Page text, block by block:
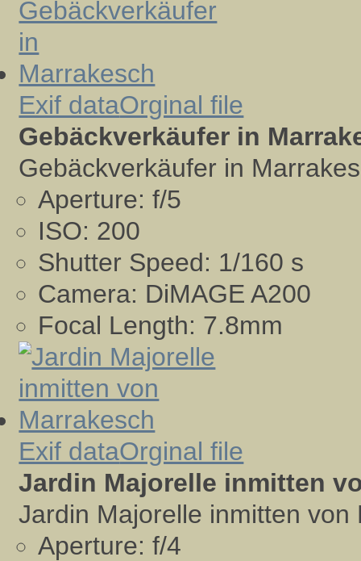
Exif dataOrginal file
Gebäckverkäufer in
Gebäckverkäufer in
Aperture: f/5
ISO: 200
Shutter Speed: 1/160 s
Camera: DiMAGE A200
Focal Length: 7.8mm
Exif dataOrginal file
Jardin Majorelle inmitten
Jardin Majorelle inmitten von
Aperture: f/4